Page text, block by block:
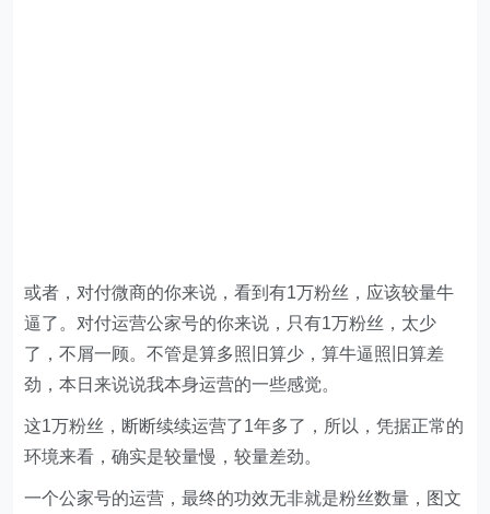
或者，对付微商的你来说，看到有1万粉丝，应该较量牛
逼了。对付运营公家号的你来说，只有1万粉丝，太少
了，不屑一顾。不管是算多照旧算少，算牛逼照旧算差
劲，本日来说说我本身运营的一些感觉。
这1万粉丝，断断续续运营了1年多了，所以，凭据正常的
环境来看，确实是较量慢，较量差劲。
一个公家号的运营，最终的功效无非就是粉丝数量，图文